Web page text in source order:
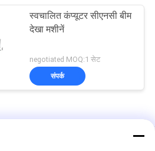
स्वचालित कंप्यूटर सीएनसी बीम
देखा मशीनें
negotiated MOQ:1 सेट
संपर्क
सी स्लाइडिंग टेबल परिपत्र देखा मशीन